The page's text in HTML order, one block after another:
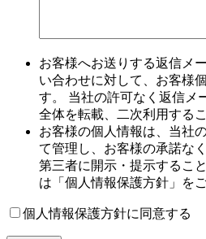
お客様へお送りする返信メ
い合わせに対して、お客様
す。 当社の許可なく返信メ
全体を転載、二次利用する
お客様の個人情報は、当社
て管理し、お客様の承諾な
第三者に開示・提示するこ
は「個人情報保護方針」を
個人情報保護方針に同意する